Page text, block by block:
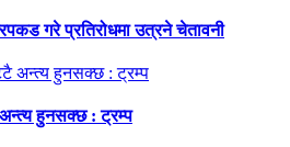
गरे प्रतिरोधमा उत्रने चेतावनी
हुनसक्छ : ट्रम्प